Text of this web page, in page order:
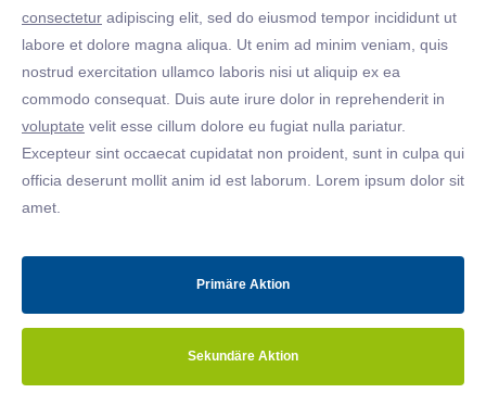
consectetur adipiscing elit, sed do eiusmod tempor incididunt ut
labore et dolore magna aliqua. Ut enim ad minim veniam, quis
nostrud exercitation ullamco laboris nisi ut aliquip ex ea
commodo consequat. Duis aute irure dolor in reprehenderit in
voluptate velit esse cillum dolore eu fugiat nulla pariatur.
Excepteur sint occaecat cupidatat non proident, sunt in culpa qui
officia deserunt mollit anim id est laborum. Lorem ipsum dolor sit
amet.
Primäre Aktion
Sekundäre Aktion